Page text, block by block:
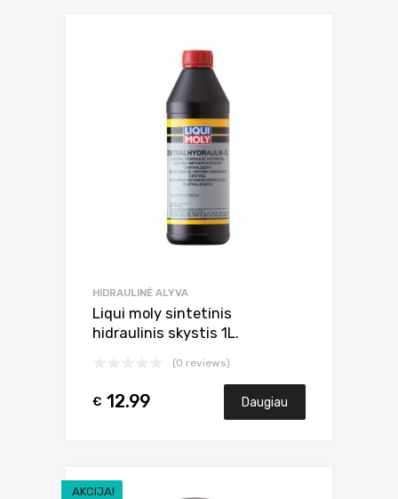
HIDRAULINĖ ALYVA
Liqui moly sintetinis
hidraulinis skystis 1L.
(0 reviews)
€ 12.99 Daugiau
AKCIJA!